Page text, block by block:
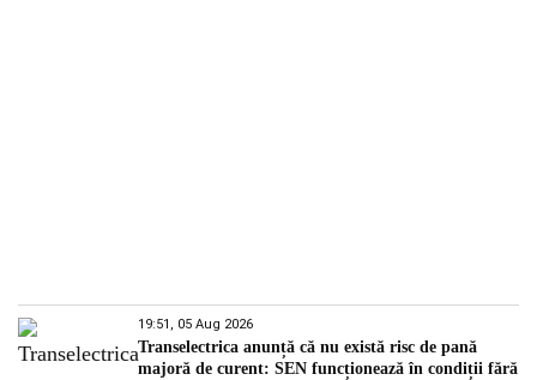
19:51, 05 Aug 2026
Transelectrica anunță că nu există risc de pană
majoră de curent: SEN funcționează în condiții fără